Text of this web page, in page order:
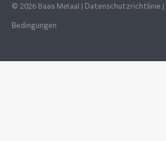
© 2026 Baas Metaal | Datenschutzrichtlinie |
Bedingungen